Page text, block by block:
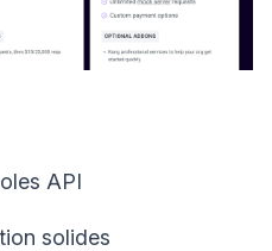
API
solides